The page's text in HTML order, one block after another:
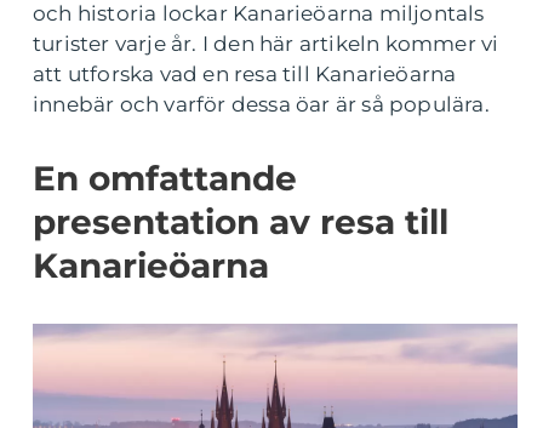
och historia lockar Kanarieöarna miljontals
turister varje år. I den här artikeln kommer vi
att utforska vad en resa till Kanarieöarna
innebär och varför dessa öar är så populära.
En omfattande
presentation av resa till
Kanarieöarna